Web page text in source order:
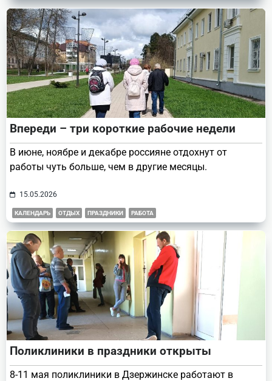
Впереди – три короткие рабочие недели
В июне, ноябре и декабре россияне отдохнут от
работы чуть больше, чем в другие месяцы.
15.05.2026
КАЛЕНДАРЬ ОТДЫХ ПРАЗДНИКИ РАБОТА
Поликлиники в праздники открыты
8-11 мая поликлиники в Дзержинске работают в